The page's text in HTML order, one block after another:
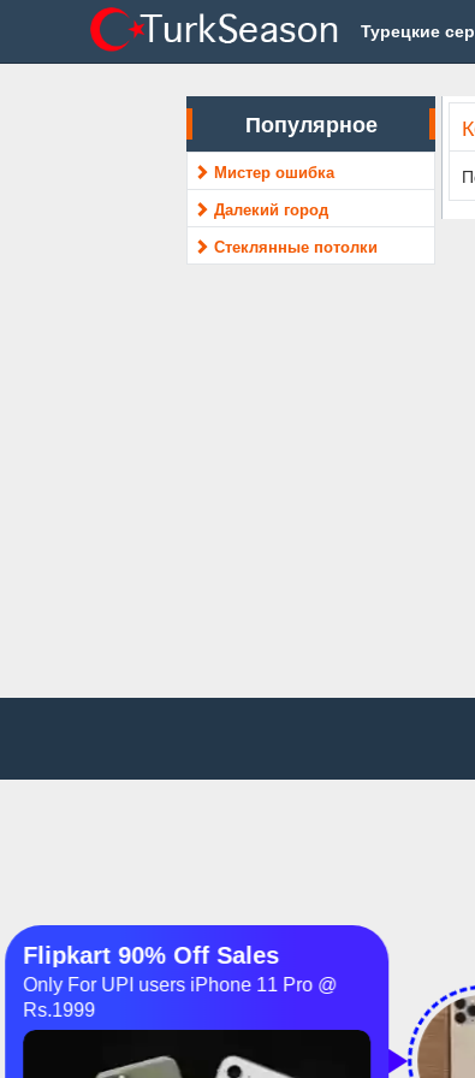
Турецкие
Популярное
Мистер ошибка
Далекий город
Стеклянные потолки